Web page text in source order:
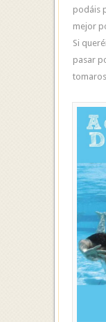
podáis
mejor
Si
pasar